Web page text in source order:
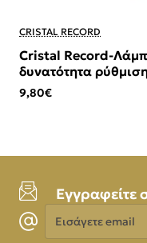
CRISTAL RECORD
Cristal Record-
δυνατότητα
κερί E14 C37 6W
9,80€
Εγγραφείτε
Εισάγετε
email